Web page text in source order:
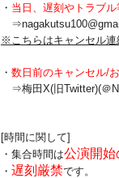
・ 当日、遅刻やトラブ
※こちらはキャンセル連
・ 数日前のキャンセル/
⇒梅田X(旧Twitter)(＠
[時間に関して]
・集合時間は公演開
・ 遅刻厳禁です。